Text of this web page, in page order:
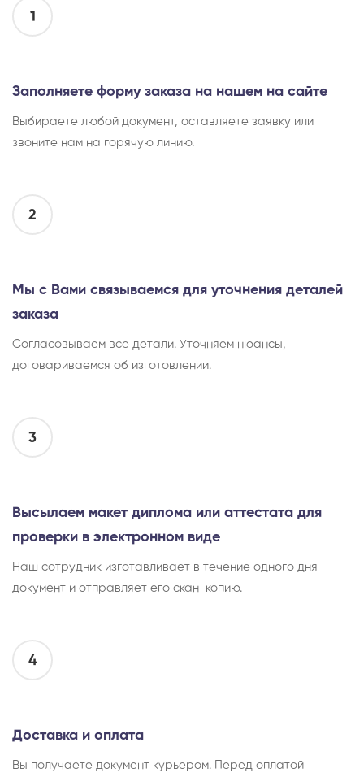
1
Заполняете форму заказа на нашем на сайте
Выбираете любой документ, оставляете заявку или
звоните нам на горячую линию.
2
Мы с Вами связываемся для уточнения деталей
заказа
Согласовываем все детали. Уточняем нюансы,
договариваемся об изготовлении.
3
Высылаем макет диплома или аттестата для
проверки в электронном виде
Наш сотрудник изготавливает в течение одного дня
документ и отправляет его скан-копию.
4
Доставка и оплата
Вы получаете документ курьером. Перед оплатой